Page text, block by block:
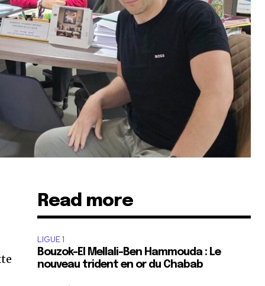
Read more
LIGUE 1
Bouzok-El Mellali-Ben Hammouda : Le
nouveau trident en or du Chabab